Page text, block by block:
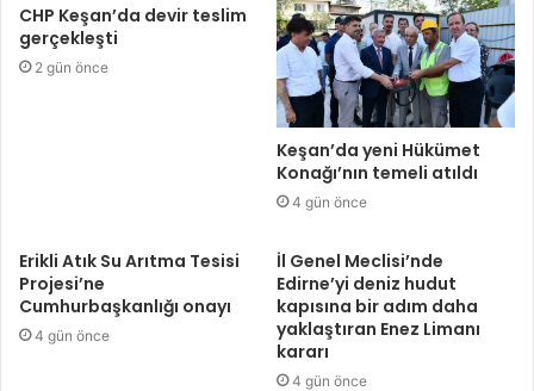
CHP Keşan’da devir teslim
gerçekleşti
2 gün önce
Keşan’da yeni Hükümet
Konağı’nın temeli atıldı
4 gün önce
Erikli Atık Su Arıtma Tesisi
Projesi’ne
Cumhurbaşkanlığı onayı
4 gün önce
İl Genel Meclisi’nde
Edirne’yi deniz hudut
kapısına bir adım daha
yaklaştıran Enez Limanı
kararı
4 gün önce